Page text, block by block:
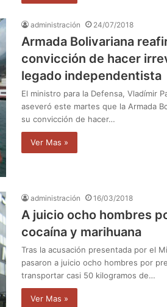
administración 24/07/2018
Armada Bolivariana
convicción de hacer
legado independentista
El ministro para la Defensa, Vladímir
aseveró este martes que la Armada
su convicción de hacer…
Ver Mas »
administración 16/03/2018
A juicio ocho hombres
cocaína y marihuana
Tras la acusación presentada por el
pasaron a juicio ocho hombres por
transportar casi 50 kilogramos de…
Ver Mas »